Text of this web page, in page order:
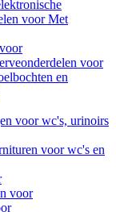
voor Met
voor
en
voor wc's, urinoirs
voor wc's en
voor